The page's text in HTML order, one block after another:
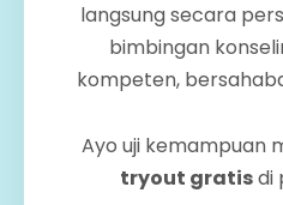
langsung secara
bimbingan
kompeten,
Ayo uji kemampuan
tryout gratisdi